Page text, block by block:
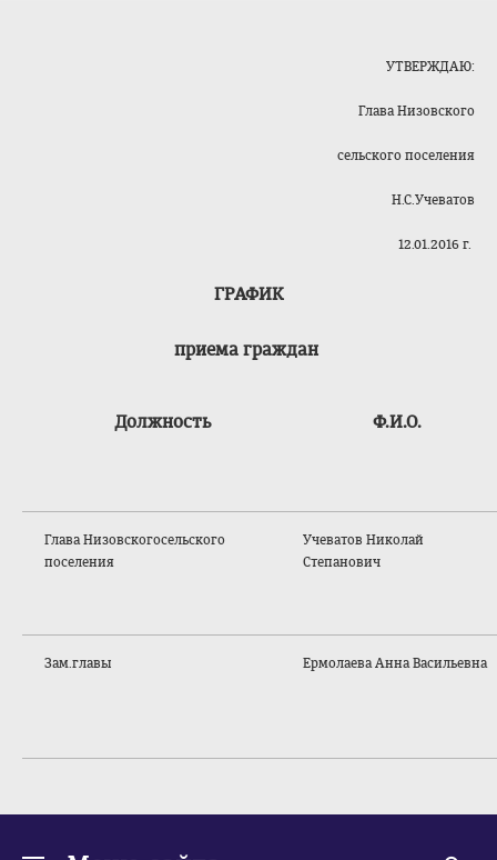
УТВЕРЖДАЮ:
Глава Низовского
сельского поселения
Н.С.Учеватов
12.01.2016 г.
ГРАФИК
приема граждан
Должность Ф.И.О.
Глава Низовскогосельского
поселения
Учеватов Николай
Степанович
Зам.главы Ермолаева Анна Васильевна